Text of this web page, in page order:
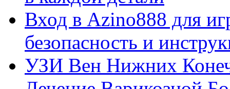
Вход в Azino888 для
безопасность и
УЗИ Вен Нижних